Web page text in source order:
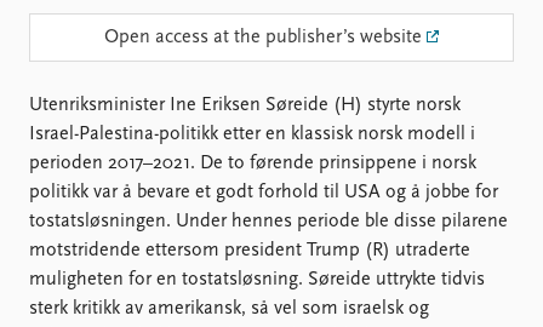
Data About PRIO
Annual reports
Library
Contact
Intranet
FAQ
Open access at the publisher’s website
Utenriksminister Ine Eriksen Søreide (H) styrte norsk
Israel-Palestina-politikk etter en klassisk norsk modell i
perioden 2017–2021. De to førende prinsippene i norsk
politikk var å bevare et godt forhold til USA og å jobbe for
tostatsløsningen. Under hennes periode ble disse pilarene
motstridende ettersom president Trump (R) utraderte
muligheten for en tostatsløsning. Søreide uttrykte tidvis
sterk kritikk av amerikansk, så vel som israelsk og